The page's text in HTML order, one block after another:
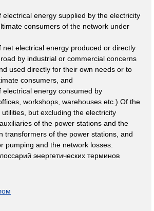
energy supplied by the electricity
consumers of the network under
net electrical energy produced or directly
by industrial or commercial concerns
used directly for their own needs or to
consumers, and
electrical energy consumed by
workshops, warehouses etc.) Of the
but excluding the electricity
of the power stations and the
transformers of the power stations, and
pumping and the network losses.
энергетических терминов